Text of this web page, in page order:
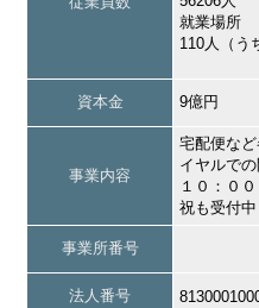
就業場所
110人（う
資本金 9億円
事業内容
宅配便な
イヤルでの
１０：０
祝も受付中
事業所番号
法人番号